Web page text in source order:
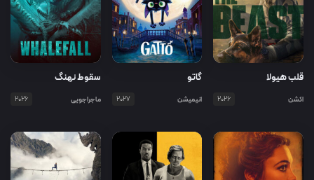
قلب هیولا
اکشن 2026
گاتو
انیمیشن 2027
سقوط نهنگ
ماجراجویی 2026